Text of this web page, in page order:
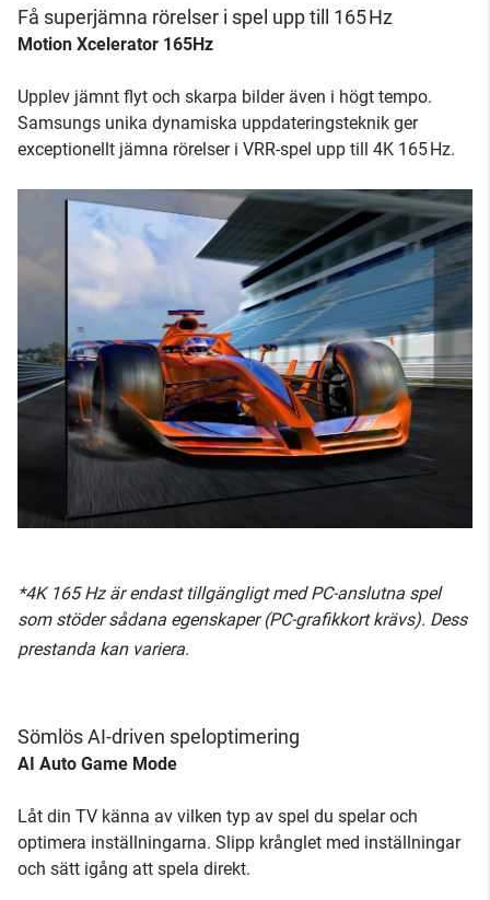
Få superjämna rörelser i spel upp till 165 Hz
Motion Xcelerator 165Hz
Upplev jämnt flyt och skarpa bilder även i högt tempo.
Samsungs unika dynamiska uppdateringsteknik ger
exceptionellt jämna rörelser i VRR-spel upp till 4K 165 Hz.
*4K 165 Hz är endast tillgängligt med PC-anslutna spel
som stöder sådana egenskaper (PC-grafikkort krävs). Dess
prestanda kan variera.
Sömlös AI-driven speloptimering
AI Auto Game Mode
Låt din TV känna av vilken typ av spel du spelar och
optimera inställningarna. Slipp krånglet med inställningar
och sätt igång att spela direkt.